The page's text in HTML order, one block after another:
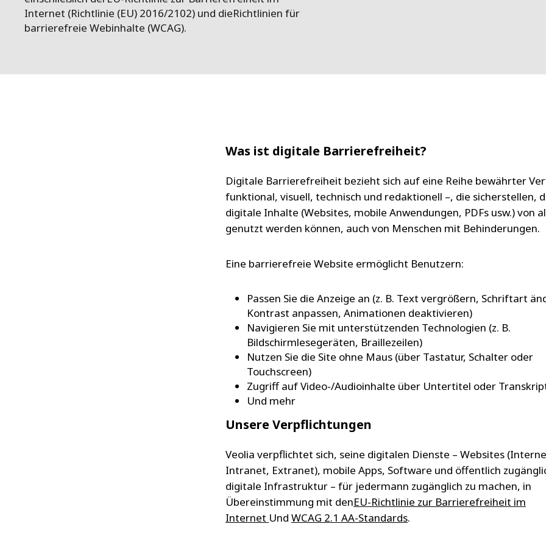
Internet (Richtlinie (EU) 2016/2102) und dieRichtlinien für
barrierefreie Webinhalte (WCAG).
Was ist digitale Barrierefreiheit?
Digitale Barrierefreiheit bezieht sich auf eine Reihe bewährter
funktional, visuell, technisch und redaktionell –, die sicherstellen,
digitale Inhalte (Websites, mobile Anwendungen, PDFs usw.) von
genutzt werden können, auch von Menschen mit Behinderungen.
Eine barrierefreie Website ermöglicht Benutzern:
Passen Sie die Anzeige an (z. B. Text vergrößern, Schriftart
Kontrast anpassen, Animationen deaktivieren)
Navigieren Sie mit unterstützenden Technologien (z. B.
Bildschirmlesegeräten, Braillezeilen)
Nutzen Sie die Site ohne Maus (über Tastatur, Schalter oder
Touchscreen)
Zugriff auf Video-/Audioinhalte über Untertitel oder
Und mehr
Unsere Verpflichtungen
Veolia verpflichtet sich, seine digitalen Dienste – Websites
Intranet, Extranet), mobile Apps, Software und öffentlich
digitale Infrastruktur – für jedermann zugänglich zu machen, in
Übereinstimmung mit denEU-Richtlinie zur Barrierefreiheit im
Internet Und WCAG 2.1 AA-Standards.